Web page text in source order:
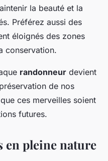
la beauté et la
Préférez aussi des
éloignés des zones
conservation.
randonneur devient
de nos
ces merveilles soient
futures.
en pleine nature